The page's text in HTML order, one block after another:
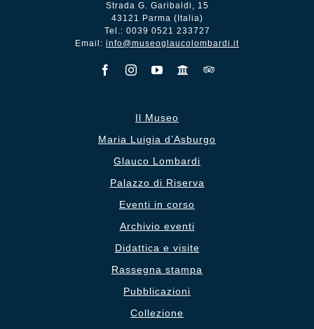
Strada G. Garibaldi, 15
43121 Parma (Italia)
Tel.: 0039 0521 233727
Email: info@museoglaucolombardi.it
Il Museo
Maria Luigia d’Asburgo
Glauco Lombardi
Palazzo di Riserva
Eventi in corso
Archivio eventi
Didattica e visite
Rassegna stampa
Pubblicazioni
Collezione